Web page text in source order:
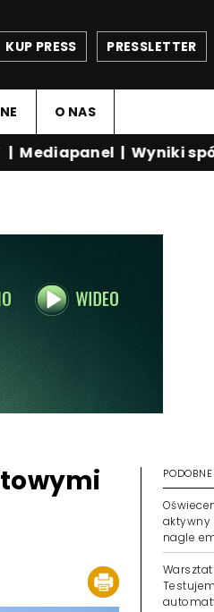
PRESSLETTER
KUP PRESS
O NAS
|Wyniki
aktywny
nagle